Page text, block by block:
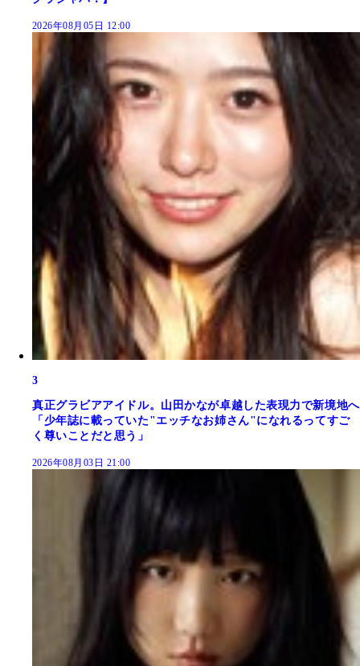
2026年08月05日 12:00
3
真正グラビアアイドル。山田かなが卓越した表現力で新境地へ
「少年誌に載っていた"エッチなお姉さん"になれるってすご
く尊いことだと思う」
2026年08月03日 21:00